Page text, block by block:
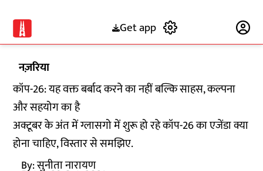
Get app
नज़रिया
कॉप-26: यह वक्त बर्बाद करने का नहीं बल्कि साहस, कल्पना
और सहयोग का है
अक्टूबर के अंत में ग्लासगो में शुरू हो रहे कॉप-26 का एजेंडा क्या
होना चाहिए, विस्तार से समझिए.
By:सुनीता नारायण